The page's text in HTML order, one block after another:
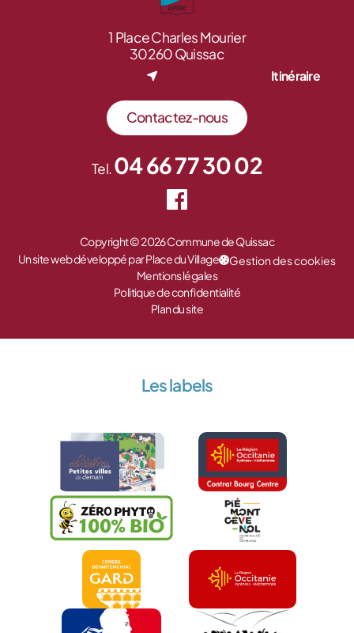
1 Place Charles Mourier
30260 Quissac
Itinéraire
Contactez-nous
Tel.04 66 77 30 02
Copyright © 2026 Commune de Quissac
Un site web développé par Place du Village
Gestion des cookies
Mentions légales
Politique de confidentialité
Plan du site
Les labels